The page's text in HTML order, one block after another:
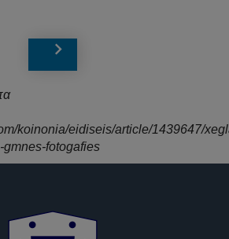
koinonia/eidiseis/article/1439647/
fotogafies